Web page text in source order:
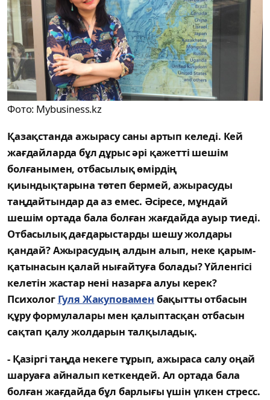
Фото: Mybusiness.kz
Қазақстанда ажырасу саны артып келеді. Кей
жағдайларда бұл дұрыс әрі қажетті шешім
болғанымен, отбасылық өмірдің
қиындықтарына төтеп бермей, ажырасуды
таңдайтындар да аз емес. Әсіресе, мұндай
шешім ортада бала болған жағдайда ауыр тиеді.
Отбасылық дағдарыстарды шешу жолдары
қандай? Ажырасудың алдын алып, неке қарым-
қатынасын қалай нығайтуға болады? Үйленгісі
келетін жастар нені назарға алуы керек?
Психолог Гуля Жакуповамен бақытты отбасын
құру формулалары мен қалыптасқан отбасын
сақтап қалу жолдарын талқыладық.
- Қазіргі таңда некеге тұрып, ажыраса салу оңай
шаруаға айналып кеткендей. Ал ортада бала
болған жағдайда бұл барлығы үшін үлкен стресс.